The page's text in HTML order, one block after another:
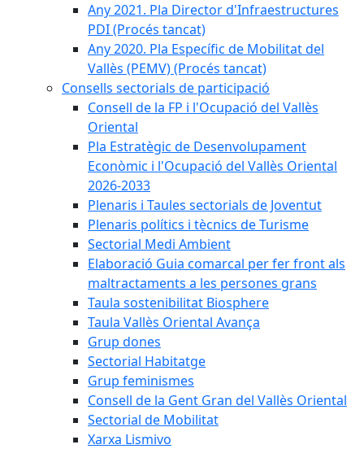
Any 2021. Pla Director d'Infraestructures
PDI (Procés tancat)
Any 2020. Pla Específic de Mobilitat del
Vallès (PEMV) (Procés tancat)
Consells sectorials de participació
Consell de la FP i l'Ocupació del Vallès
Oriental
Pla Estratègic de Desenvolupament
Econòmic i l'Ocupació del Vallès Oriental
2026-2033
Plenaris i Taules sectorials de Joventut
Plenaris polítics i tècnics de Turisme
Sectorial Medi Ambient
Elaboració Guia comarcal per fer front als
maltractaments a les persones grans
Taula sostenibilitat Biosphere
Taula Vallès Oriental Avança
Grup dones
Sectorial Habitatge
Grup feminismes
Consell de la Gent Gran del Vallès Oriental
Sectorial de Mobilitat
Xarxa Lismivo